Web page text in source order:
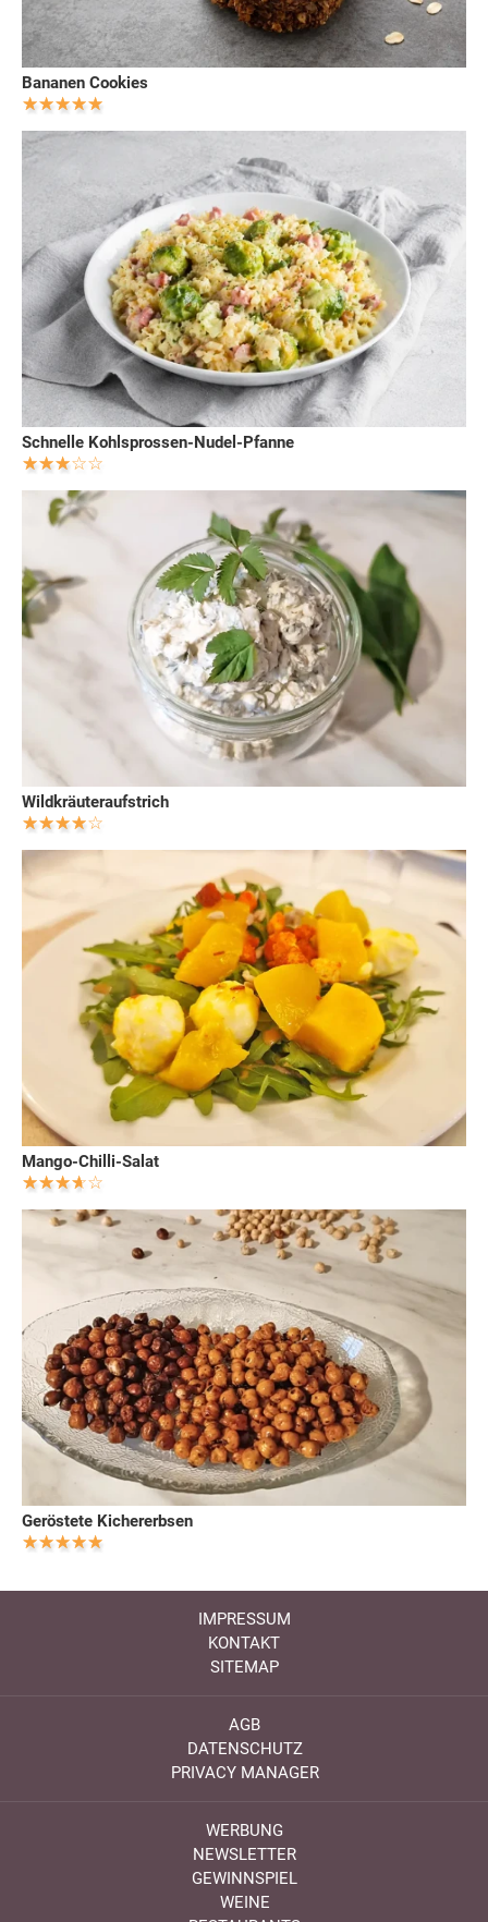
Bananen Cookies
Schnelle Kohlsprossen-Nudel-Pfanne
Wildkräuteraufstrich
Mango-Chilli-Salat
Geröstete Kichererbsen
IMPRESSUM
KONTAKT
SITEMAP
AGB
DATENSCHUTZ
PRIVACY MANAGER
WERBUNG
NEWSLETTER
GEWINNSPIEL
WEINE